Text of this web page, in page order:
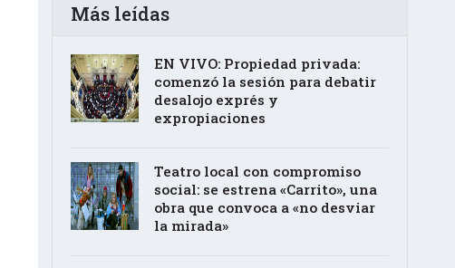
Más leídas
EN VIVO: Propiedad privada:
comenzó la sesión para debatir
desalojo exprés y
expropiaciones
Teatro local con compromiso
social: se estrena «Carrito», una
obra que convoca a «no desviar
la mirada»